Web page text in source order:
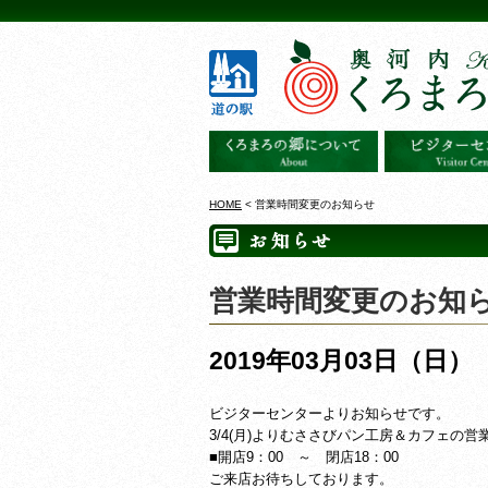
HOME < 営業時間変更のお知らせ
営業時間変更のお知
2019年03月03日（日）
ビジターセンターよりお知らせです。
3/4(月)よりむささびパン工房＆カフェの営
■開店9：00 ～ 閉店18：00
ご来店お待ちしております。